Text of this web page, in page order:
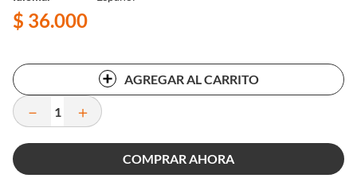
$ 36.000
AGREGAR AL CARRITO
＋
－
COMPRAR AHORA